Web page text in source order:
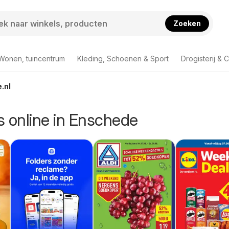
Zoeken
tuincentrum Kleding, Schoenen & Sport Drogisterij &
online in Enschede